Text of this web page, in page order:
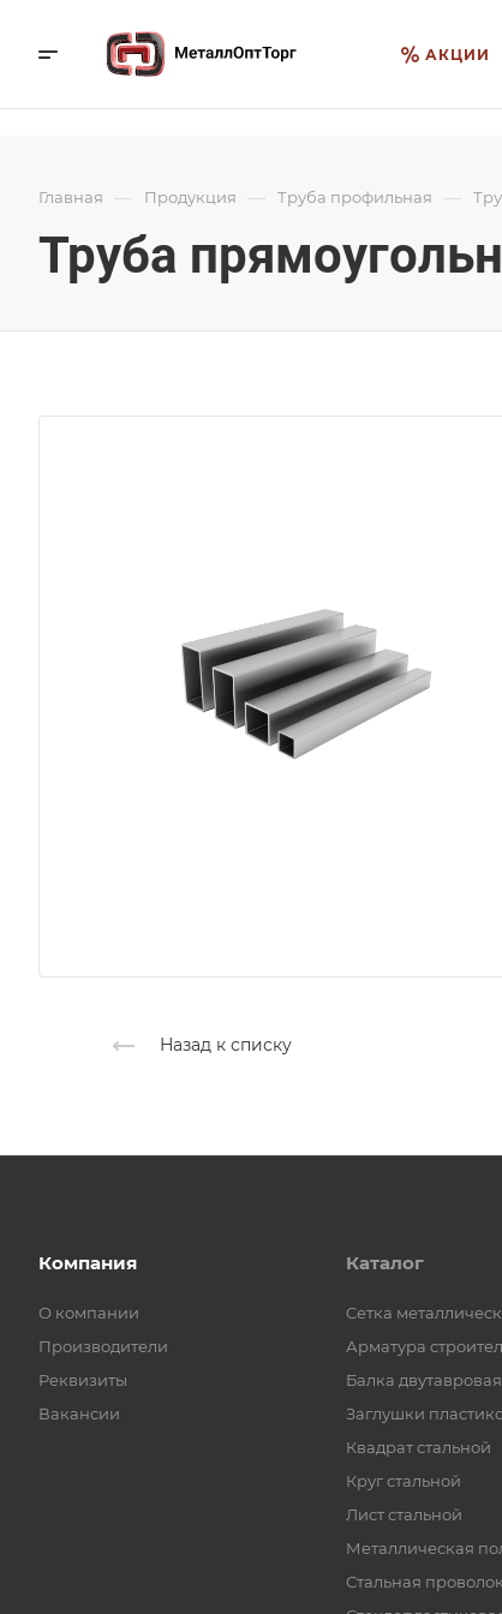
АКЦИИ
Главная — Продукция — Труба профильная —
Труба
Назад к списку
Компания
О компании
Производители
Реквизиты
Вакансии
Каталог
Cетка
Арматура
Балка двутавровая
Заглушки
Квадрат стальной
Круг стальной
Лист стальной
Металлическая
Стальная